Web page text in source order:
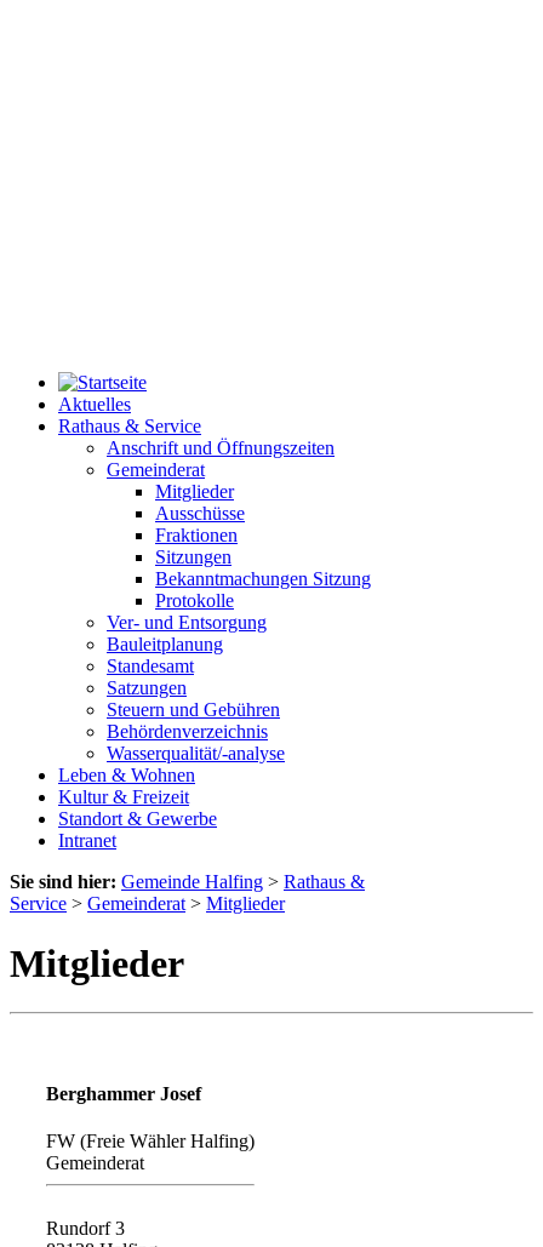
Aktuelles
Rathaus & Service
Anschrift und Öffnungszeiten
Gemeinderat
Mitglieder
Ausschüsse
Fraktionen
Sitzungen
Bekanntmachungen Sitzung
Protokolle
Ver- und Entsorgung
Bauleitplanung
Standesamt
Satzungen
Steuern und Gebühren
Behördenverzeichnis
Wasserqualität/-analyse
Leben & Wohnen
Kultur & Freizeit
Standort & Gewerbe
Intranet
Sie sind hier: Gemeinde Halfing > Rathaus &
Service > Gemeinderat > Mitglieder
Mitglieder
Berghammer Josef
FW (Freie Wähler Halfing)
Gemeinderat
Rundorf 3